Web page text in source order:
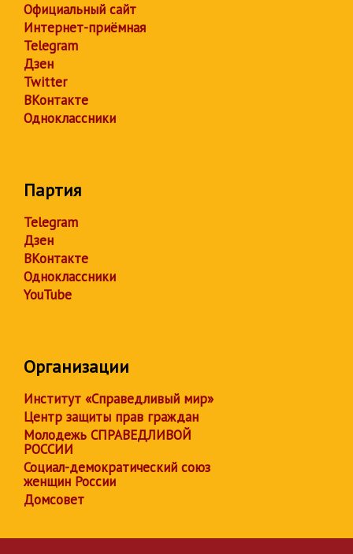
Официальный сайт
Интернет-приёмная
Telegram
Дзен
Twitter
ВКонтакте
Одноклассники
Партия
Telegram
Дзен
ВКонтакте
Одноклассники
YouTube
Организации
Институт «Справедливый мир»
Центр защиты прав граждан
Молодежь СПРАВЕДЛИВОЙ
РОССИИ
Социал-демократический союз
женщин России
Домсовет